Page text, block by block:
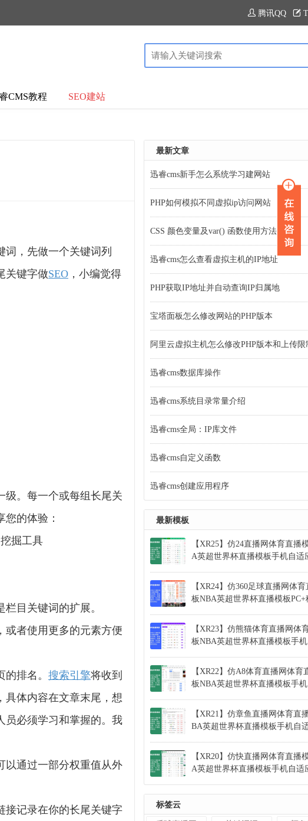
腾讯QQ
CMS教程 SEO建站
，先做一个关键词列
关键字做SEO ，小编觉得
级。每一个或每组长尾关
的体验：
掘工具
目关键词的扩展。
或者使用更多的元素方便
排名。 搜索引擎将收到
具体内容在文章末尾，想
员必须学习和掌握的。我
以通过一部分权重值从外
接记录在你的长尾关键字
最新文章
迅睿cms新手怎么系统学习建网站
PHP如何模拟不同虚拟ip访问网站
CSS 颜色变量及var() 函数使用方法
迅睿cms怎么查看虚拟主机的IP地址
PHP获取IP地址并自动查询IP归属地
宝塔面板怎么修改网站的PHP版本
阿里云虚拟主机怎么修改PHP版本和上传限
迅睿cms数据库操作
迅睿cms系统目录常量介绍
迅睿cms全局：IP库文件
迅睿cms自定义函数
迅睿cms创建应用程序
最新模板
【XR25】仿24直播网体育直播
A英超世界杯直播模板手机自适
【XR24】仿360足球直播网体
板NBA英超世界杯直播模板PC+
【XR23】仿熊猫体育直播网体
板NBA英超世界杯直播模板手
【XR22】仿A8体育直播网体育
板NBA英超世界杯直播模板手
【XR21】仿章鱼直播网体育直
BA英超世界杯直播模板手机自
【XR20】仿快直播网体育直播
A英超世界杯直播模板手机自适
标签云